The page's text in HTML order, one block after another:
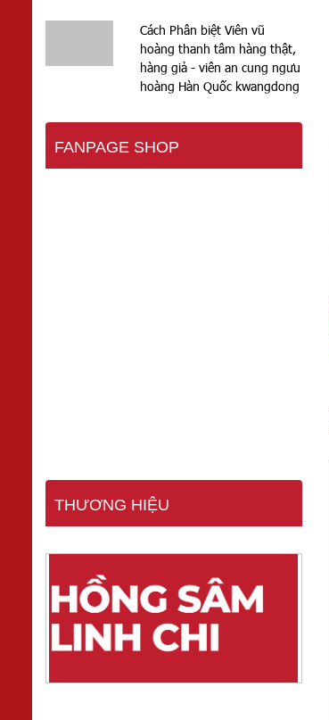
Cách Phân biệt Viên vũ
hoàng thanh tâm hàng thật,
hàng giả - viên an cung ngưu
hoàng Hàn Quốc kwangdong
FANPAGE SHOP
THƯƠNG HIỆU